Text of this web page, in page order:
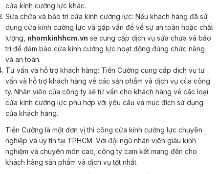
cửa kính cường lực khác.
Sửa chữa và bảo trì cửa kính cường lực: Nếu khách hàng đã sử
dụng cửa kính cường lực và gặp vấn đề về sự an toàn hoặc chất
lượng, nhomkinhhcm.vn sẽ cung cấp dịch vụ sửa chữa và bảo
trì để đảm bảo cửa kính cường lực hoạt động đúng chức năng
và an toàn.
Tư vấn và hỗ trợ khách hàng: Tiến Cường cung cấp dịch vụ tư
vấn và hỗ trợ khách hàng về các sản phẩm và dịch vụ của công
ty. Nhân viên của công ty sẽ tư vấn cho khách hàng về các loại
cửa kính cường lực phù hợp với yêu cầu và mục đích sử dụng
của khách hàng.
Tiến Cường là một đơn vị thi công cửa kính cường lực chuyên
nghiệp và uy tín tại TPHCM. Với đội ngũ nhân viên giàu kinh
nghiệm và chuyên môn cao, công ty cam kết mang đến cho
khách hàng sản phẩm và dịch vụ tốt nhất.